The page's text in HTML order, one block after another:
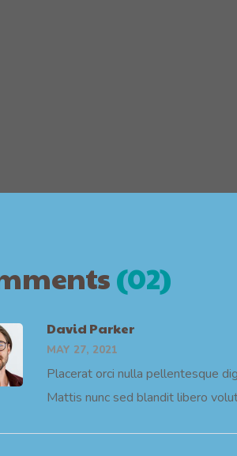
(02)
David Parker
MAY 27, 2021
Placerat orci nulla pellentesque
Mattis nunc sed blandit libero